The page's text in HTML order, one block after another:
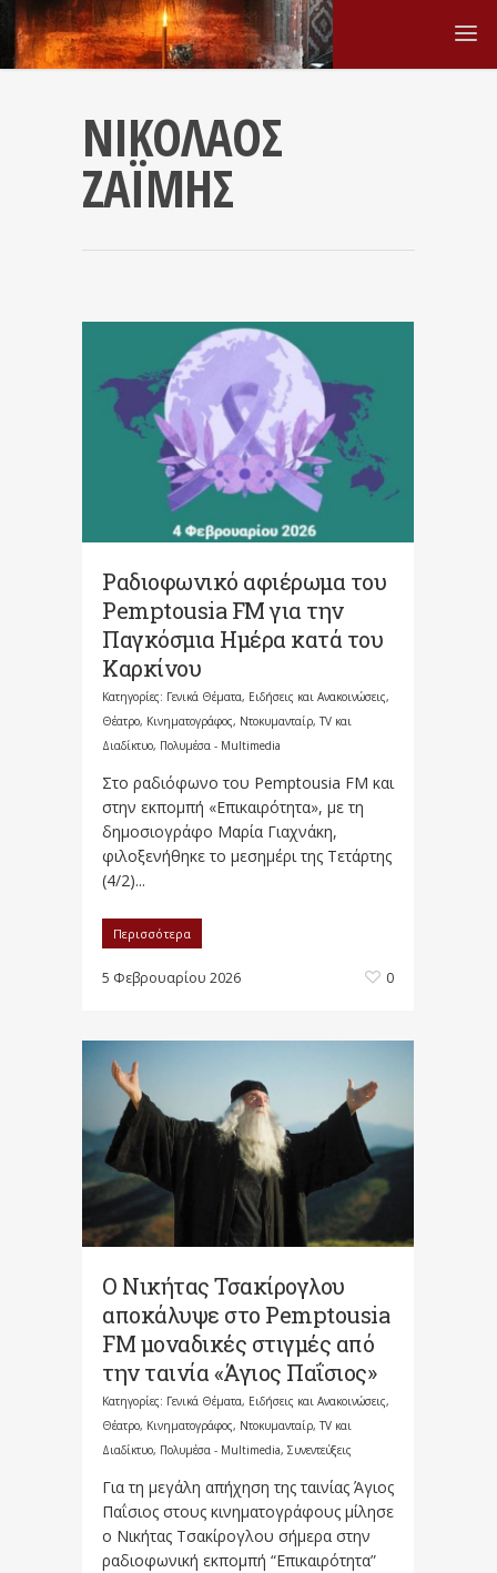
ΝΙΚΟΛΑΟΣ
ΖΑΪΜΗΣ
Ραδιοφωνικό αφιέρωμα του
Pemptousia FM για την
Παγκόσμια Ημέρα κατά του
Καρκίνου
Κατηγορίες: Γενικά Θέματα, Ειδήσεις και Ανακοινώσεις,
Θέατρο, Κινηματογράφος, Ντοκυμανταίρ, TV και
Διαδίκτυο, Πολυμέσα - Multimedia
Στο ραδιόφωνο του Pemptousia FΜ και
στην εκπομπή «Επικαιρότητα», με τη
δημοσιογράφο Μαρία Γιαχνάκη,
φιλοξενήθηκε το μεσημέρι της Τετάρτης
(4/2)...
Περισσότερα
5 Φεβρουαρίου 2026 0
Ο Νικήτας Τσακίρογλου
αποκάλυψε στο Pemptousia
FM μοναδικές στιγμές από
την ταινία «Άγιος Παΐσιος»
Κατηγορίες: Γενικά Θέματα, Ειδήσεις και Ανακοινώσεις,
Θέατρο, Κινηματογράφος, Ντοκυμανταίρ, TV και
Διαδίκτυο, Πολυμέσα - Multimedia, Συνεντεύξεις
Για τη μεγάλη απήχηση της ταινίας Άγιος
Παΐσιος στους κινηματογράφους μίλησε
ο Νικήτας Τσακίρογλου σήμερα στην
ραδιοφωνική εκπομπή “Επικαιρότητα”